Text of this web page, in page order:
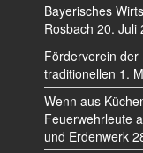
Bayerisches
Rosbach 20. Juli
Förderverein
traditionellen 1.
Wenn aus
Feuerwehrleute
und Erdenwerk